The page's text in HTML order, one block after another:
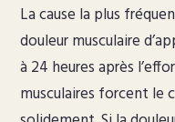
La cause la plus
douleur musculaire
à 24 heures après
musculaires forcent le